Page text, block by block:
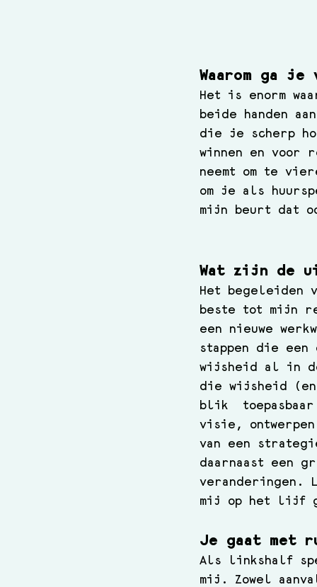
Waarom ga
Het is enorm
beide handen
die je scherp
winnen en voor
neemt om te
om je als
mijn beurt dat
Wat zijn de
Het
beste tot mijn
een nieuwe
stappen die
wijsheid al in
die wijsheid
blik
visie,
van een
daarnaast een
veranderingen.
mij op het lijf
Je gaat met
Als linkshalf
mij. Zowel